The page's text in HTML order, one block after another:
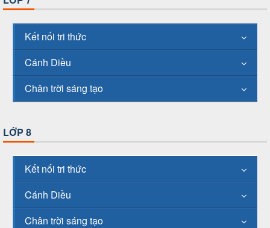
Kết nối tri thức
Cánh Diều
Chân trời sáng tạo
LỚP 8
Kết nối tri thức
Cánh Diều
Chân trời sáng tạo